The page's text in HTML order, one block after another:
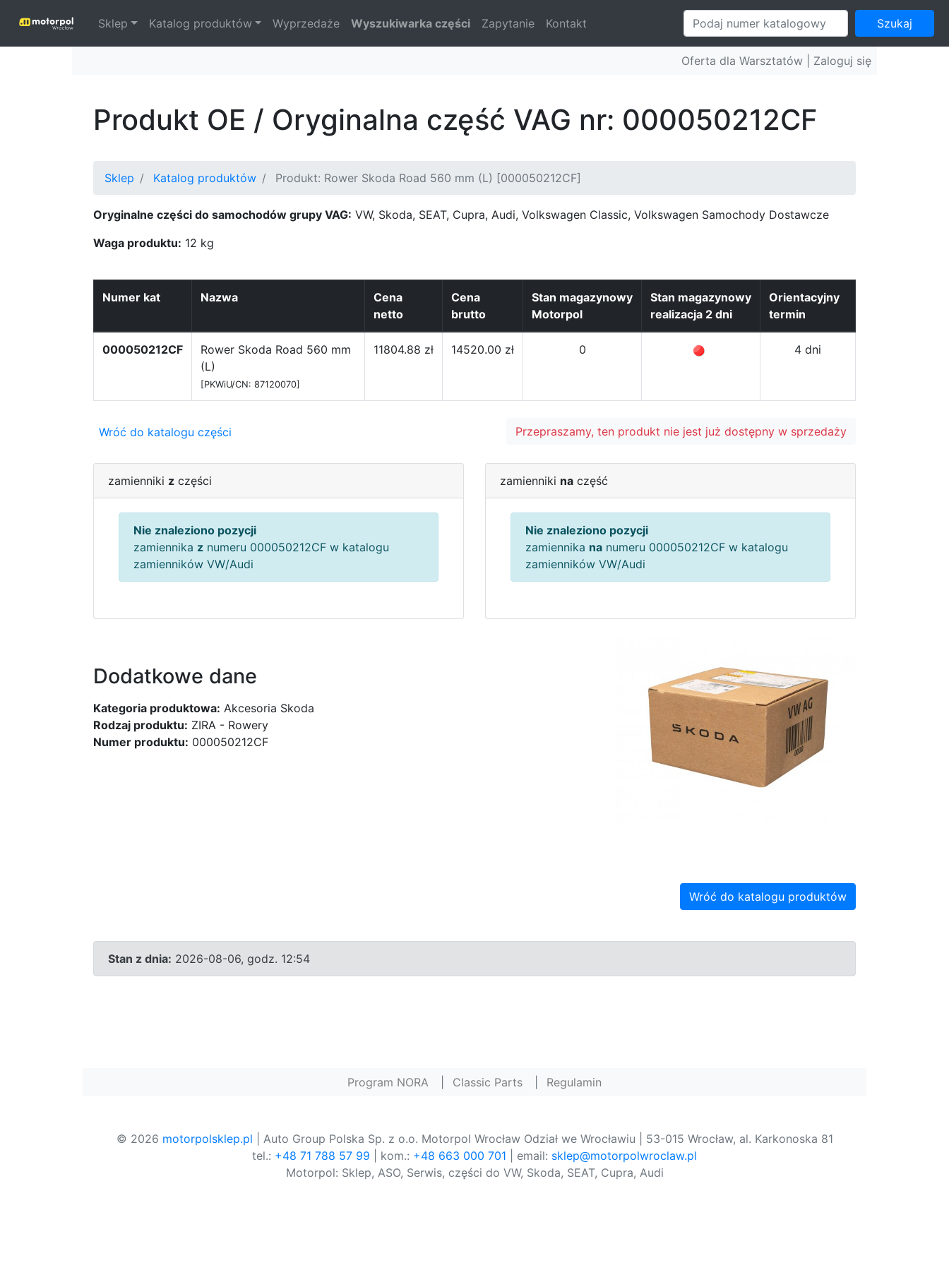
Sklep Katalog produktów Wyprzedaże Wyszukiwarka części Zapytanie Kontakt Szukaj
Oferta dla Warsztatów | Zaloguj się
Produkt OE / Oryginalna część VAG nr: 000050212CF
Sklep Katalog produktów Produkt: Rower Skoda Road 560 mm (L) [000050212CF]
Oryginalne części do samochodów grupy VAG: VW, Skoda, SEAT, Cupra, Audi, Volkswagen Classic, Volkswagen Samochody Dostawcze
Waga produktu: 12 kg
Numer kat Nazwa
Cena
netto
Cena
brutto
Stan magazynowy
Motorpol
Stan magazynowy
realizacja 2 dni
Orientacyjny
termin
000050212CF
Rower Skoda Road 560 mm
(L)
[PKWiU/CN: 87120070]
11804.88 zł 14520.00 zł 0 4 dni
Wróć do katalogu części Przepraszamy, ten produkt nie jest już dostępny w sprzedaży
zamienniki z części
Nie znaleziono pozycji
zamiennika z numeru 000050212CF w katalogu
zamienników VW/Audi
zamienniki na część
Nie znaleziono pozycji
zamiennika na numeru 000050212CF w katalogu
zamienników VW/Audi
Dodatkowe dane
Kategoria produktowa: Akcesoria Skoda
Rodzaj produktu: ZIRA - Rowery
Numer produktu: 000050212CF
Wróć do katalogu produktów
Stan z dnia: 2026-08-06, godz. 12:54
Program NORA Classic Parts Regulamin
© 2026 motorpolsklep.pl | Auto Group Polska Sp. z o.o. Motorpol Wrocław Odział we Wrocławiu | 53-015 Wrocław, al. Karkonoska 81
tel.: +48 71 788 57 99 | kom.: +48 663 000 701 | email: sklep@motorpolwroclaw.pl
Motorpol: Sklep, ASO, Serwis, części do VW, Skoda, SEAT, Cupra, Audi